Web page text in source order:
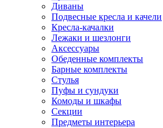
Диваны
Подвесные кресла и качели
Кресла-качалки
Лежаки и шезлонги
Аксессуары
Обеденные комплекты
Барные комплекты
Стулья
Пуфы и сундуки
Комоды и шкафы
Секции
Предметы интерьера